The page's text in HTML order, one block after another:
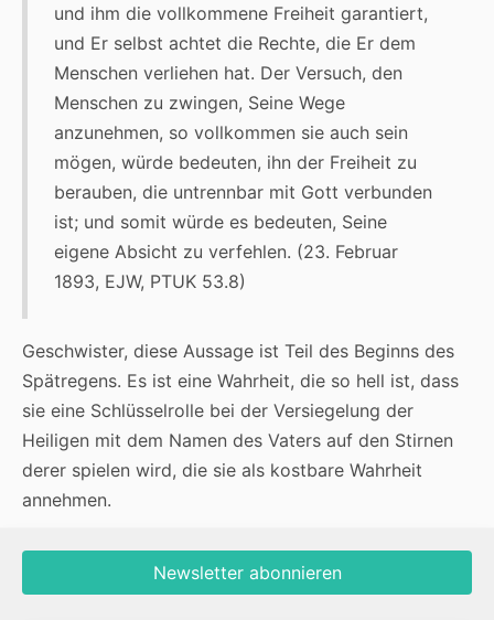
und ihm die vollkommene Freiheit garantiert,
und Er selbst achtet die Rechte, die Er dem
Menschen verliehen hat. Der Versuch, den
Menschen zu zwingen, Seine Wege
anzunehmen, so vollkommen sie auch sein
mögen, würde bedeuten, ihn der Freiheit zu
berauben, die untrennbar mit Gott verbunden
ist; und somit würde es bedeuten, Seine
eigene Absicht zu verfehlen. (23. Februar
1893, EJW, PTUK 53.8)
Geschwister, diese Aussage ist Teil des Beginns des
Spätregens. Es ist eine Wahrheit, die so hell ist, dass
sie eine Schlüsselrolle bei der Versiegelung der
Heiligen mit dem Namen des Vaters auf den Stirnen
derer spielen wird, die sie als kostbare Wahrheit
annehmen.
Newsletter abonnieren